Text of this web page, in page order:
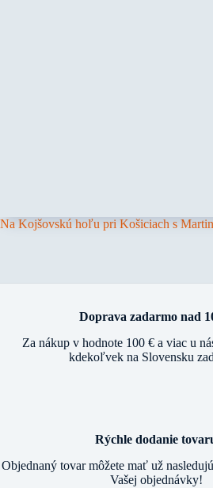
Na Kojšovskú hoľu pri Košiciach s
Doprava zadarmo nad
Za nákup v hodnote 100 € a viac u
kdekoľvek na Slovensku
Rýchle dodanie
Objednaný tovar môžete mať už
Vašej objednávky!